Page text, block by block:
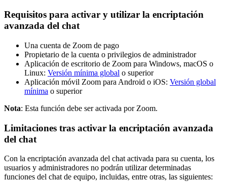
Requisitos para activar y utilizar la encriptación
avanzada del chat
Una cuenta de Zoom de pago
Propietario de la cuenta o privilegios de administrador
Aplicación de escritorio de Zoom para Windows, macOS o
Linux: Versión mínima global o superior
Aplicación móvil Zoom para Android o iOS: Versión global
mínima o superior
Nota: Esta función debe ser activada por Zoom.
Limitaciones tras activar la encriptación avanzada
del chat
Con la encriptación avanzada del chat activada para su cuenta, los
usuarios y administradores no podrán utilizar determinadas
funciones del chat de equipo, incluidas, entre otras, las siguientes: